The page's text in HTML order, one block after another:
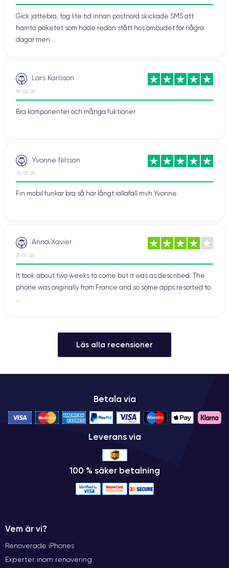
Gick jättebra, tog lite tid innan postnord skickade SMS att
hämta paketet som hade redan stått hos ombudet för några
dagar men ...
Lars Karlsson
18/02/26
Bra komponenter och många fuktioner
Yvonne Nilsson
30/01/26
Fin mobil funkar bra så här långt iallafall mvh Yvonne
Anna Xavier
21/01/26
It took about two weeks to come but it was as described. The
phone was originally from France and so some apps resorted to
Läs alla recensioner
Betala via
Leverans via
100 % säker betalning
Vem är vi?
Renoverade iPhones
Experter inom renovering